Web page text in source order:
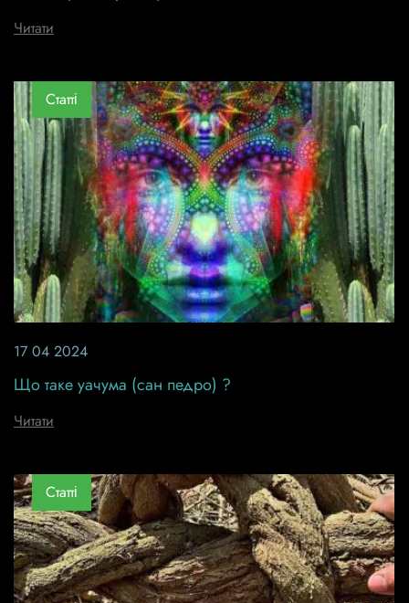
Читати
Статті
17 04 2024
Що таке уачума (сан педро) ?
Читати
Статті